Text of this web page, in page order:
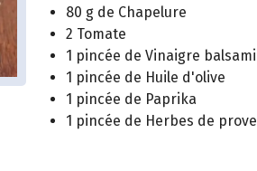
80 g de Chapelure
2 Tomate
1 pincée de Vinaigre
1 pincée de Huile d'olive
1 pincée de Paprika
1 pincée de Herbes de